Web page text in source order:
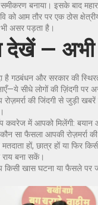
बनाया। इसके बाद
को आम तौर पर एक ठोस
भी असर पड़ता है।
देखें — अभी
है गठबंधन और सरकार की
सीधे लोगों की ज़िंदगी
की जिंदगी से जुड़ी
कवरेज में आपको मिलेंगी:
सा फैसला आपकी रोज़मर्रा
हों, छात्र हों या फिर
बना सकें।
खास घटना या फैसले पर